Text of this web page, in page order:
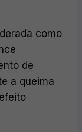
como
de
a queima